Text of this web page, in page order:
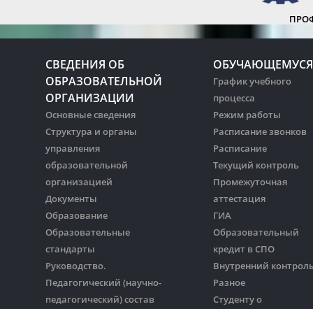
СВЕДЕНИЯ ОБ
ОБРАЗОВАТЕЛЬНОЙ
ОРГАНИЗАЦИИ
Основные сведения
Структура и органы
управления
образовательной
организацией
Документы
Образование
Образовательные
стандарты
Руководство.
Педагогический (научно-
педагогический) состав
ОБУЧАЮЩЕМУСЯ
График учебного
процесса
Режим работы
Расписание звонков
Расписание
Текущий контроль
Промежуточная
аттестация
ГИА
Образовательный
кредит в СПО
Внутренний
Разное
Студенту о